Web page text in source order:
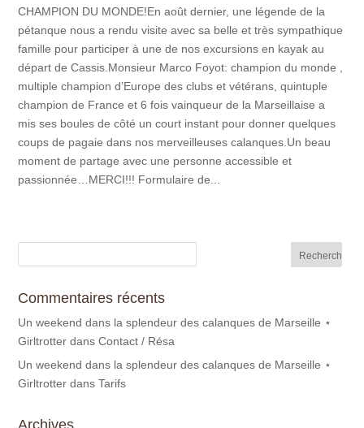
CHAMPION DU MONDE!En août dernier, une légende de la
pétanque nous a rendu visite avec sa belle et très sympathique
famille pour participer à une de nos excursions en kayak au
départ de Cassis.Monsieur Marco Foyot: champion du monde ,
multiple champion d’Europe des clubs et vétérans, quintuple
champion de France et 6 fois vainqueur de la Marseillaise a
mis ses boules de côté un court instant pour donner quelques
coups de pagaie dans nos merveilleuses calanques.Un beau
moment de partage avec une personne accessible et
passionnée…MERCI!!! Formulaire de...
Commentaires récents
Un weekend dans la splendeur des calanques de Marseille ⋆
Girltrotter dansContact / Résa
Un weekend dans la splendeur des calanques de Marseille ⋆
Girltrotter dansTarifs
Archives